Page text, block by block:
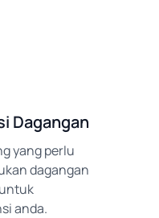
Dagangan
yang perlu
dagangan
anda.